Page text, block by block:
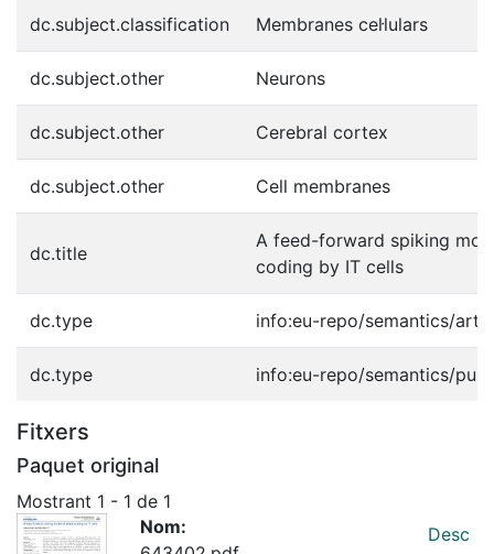
dc.subject.classification Membranes cel·lulars
dc.subject.other Neurons
dc.subject.other Cerebral cortex
dc.subject.other Cell membranes
dc.title
A feed-forward spiking
coding by IT cells
dc.type info:eu-repo/semantics/
dc.type info:eu-repo/semantics/
Fitxers
Paquet original
Mostrant 1 - 1 de 1
Nom:
Desc